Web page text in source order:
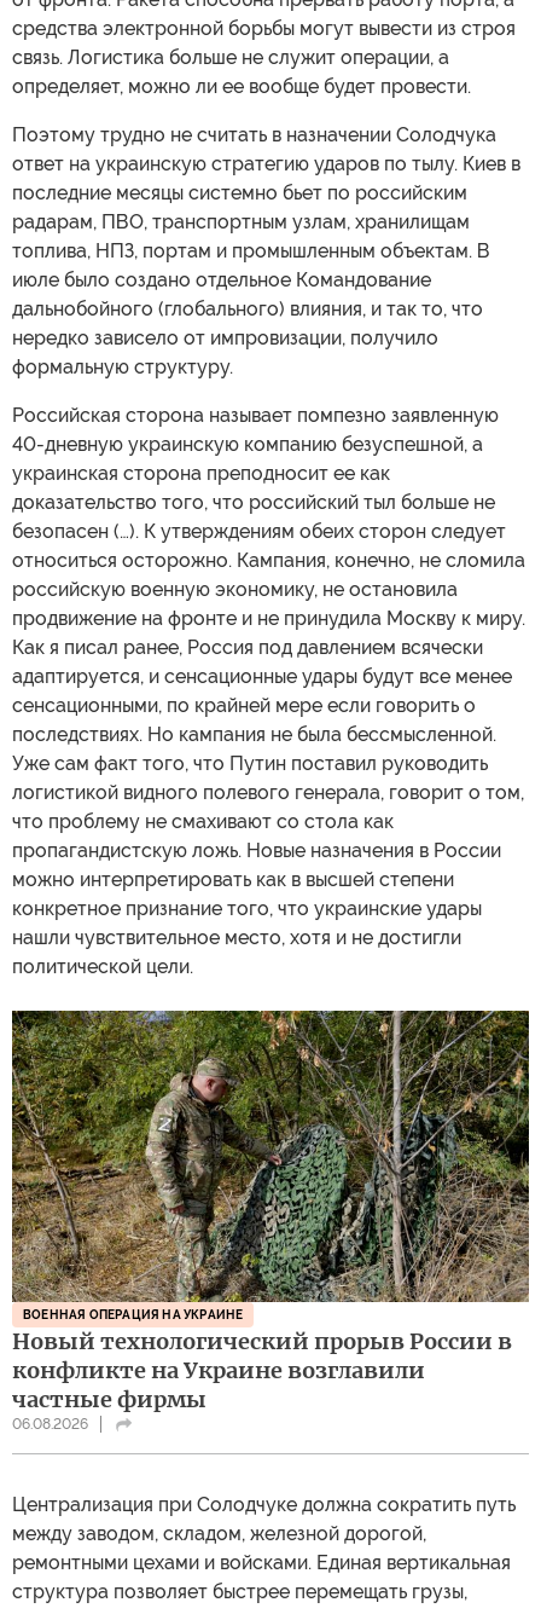
средства электронной борьбы могут вывести из строя
связь. Логистика больше не служит операции, а
определяет, можно ли ее вообще будет провести.
Поэтому трудно не считать в назначении Солодчука
ответ на украинскую стратегию ударов по тылу. Киев в
последние месяцы системно бьет по российским
радарам, ПВО, транспортным узлам, хранилищам
топлива, НПЗ, портам и промышленным объектам. В
июле было создано отдельное Командование
дальнобойного (глобального) влияния, и так то, что
нередко зависело от импровизации, получило
формальную структуру.
Российская сторона называет помпезно заявленную
40-дневную украинскую компанию безуспешной, а
украинская сторона преподносит ее как
доказательство того, что российский тыл больше не
безопасен (…). К утверждениям обеих сторон следует
относиться осторожно. Кампания, конечно, не сломила
российскую военную экономику, не остановила
продвижение на фронте и не принудила Москву к миру.
Как я писал ранее, Россия под давлением всячески
адаптируется, и сенсационные удары будут все менее
сенсационными, по крайней мере если говорить о
последствиях. Но кампания не была бессмысленной.
Уже сам факт того, что Путин поставил руководить
логистикой видного полевого генерала, говорит о том,
что проблему не смахивают со стола как
пропагандистскую ложь. Новые назначения в России
можно интерпретировать как в высшей степени
конкретное признание того, что украинские удары
нашли чувствительное место, хотя и не достигли
политической цели.
ВОЕННАЯ ОПЕРАЦИЯ НА УКРАИНЕ
Новый технологический прорыв России в
конфликте на Украине возглавили
частные фирмы
06.08.2026
Централизация при Солодчуке должна сократить путь
между заводом, складом, железной дорогой,
ремонтными цехами и войсками. Единая вертикальная
структура позволяет быстрее перемещать грузы,